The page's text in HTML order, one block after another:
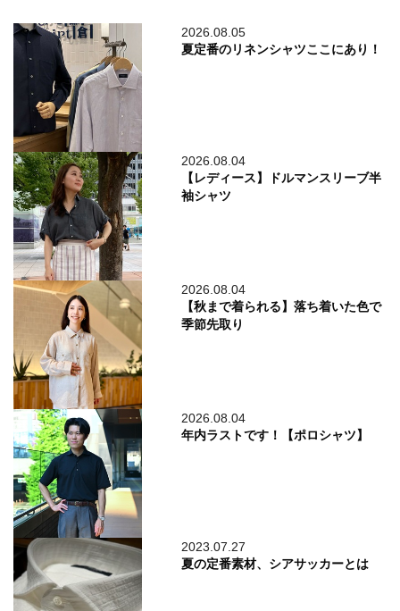
2026.08.05
夏定番のリネンシャツここにあり！
2026.08.04
【レディース】ドルマンスリーブ半
袖シャツ
2026.08.04
【秋まで着られる】落ち着いた色で
季節先取り
2026.08.04
年内ラストです！【ポロシャツ】
2023.07.27
夏の定番素材、シアサッカーとは